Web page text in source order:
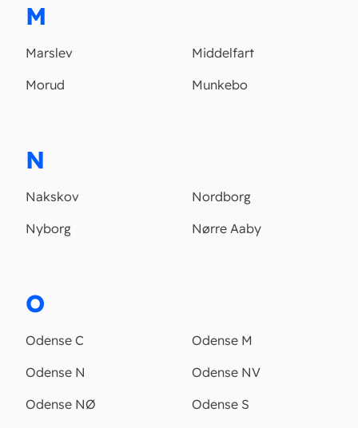
M
Marslev
Middelfart
Morud
Munkebo
N
Nakskov
Nordborg
Nyborg
Nørre Aaby
O
Odense C
Odense M
Odense N
Odense NV
Odense NØ
Odense S